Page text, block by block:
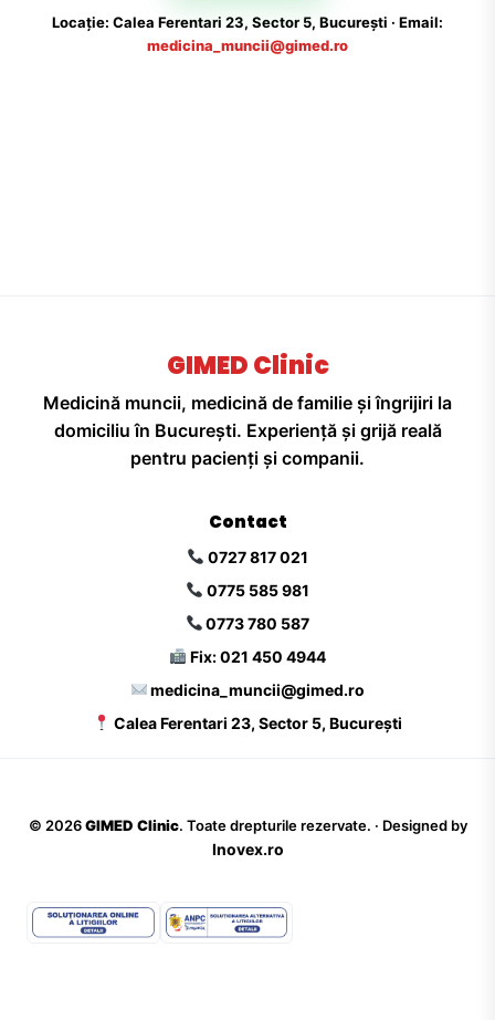
Locație: Calea Ferentari 23, Sector 5, București · Email:
medicina_muncii@gimed.ro
GIMED Clinic
Medicină muncii, medicină de familie și îngrijiri la
domiciliu în București. Experiență și grijă reală
pentru pacienți și companii.
Contact
0727 817 021
0775 585 981
0773 780 587
Fix: 021 450 4944
medicina_muncii@gimed.ro
Calea Ferentari 23, Sector 5, București
© 2026 GIMED Clinic. Toate drepturile rezervate. · Designed by
Inovex.ro